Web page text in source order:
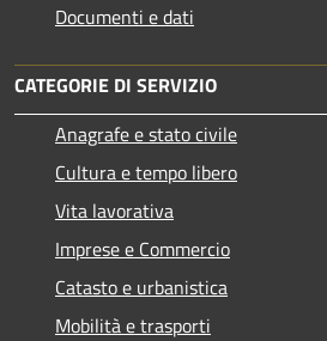
Documenti e dati
CATEGORIE DI SERVIZIO
Anagrafe e stato civile
Cultura e tempo libero
Vita lavorativa
Imprese e Commercio
Catasto e urbanistica
Mobilità e trasporti